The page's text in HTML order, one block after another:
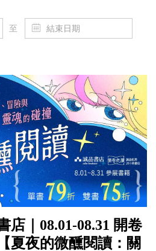
至
店｜08.01-08.31 開卷
夏夜的微醺閱讀：關